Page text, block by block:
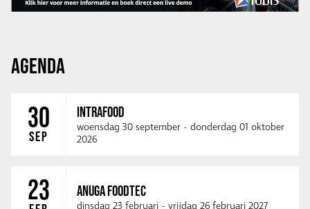
AGENDA
30
SEP
INTRAFOOD
woensdag 30 september - donderdag 01 oktober
2026
23 ANUGA FOODTEC
dinsdag 23 februari - vrijdag 26 februari 2027